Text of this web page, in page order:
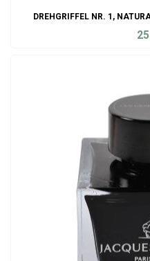
DREHGRIFFEL NR. 1,